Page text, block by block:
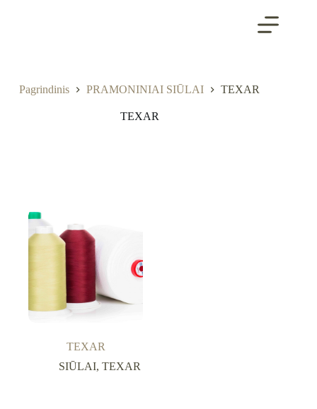
Pagrindinis PRAMONINIAI SIŪLAI TEXAR
TEXAR
TEXAR
SIŪLAI,TEXAR